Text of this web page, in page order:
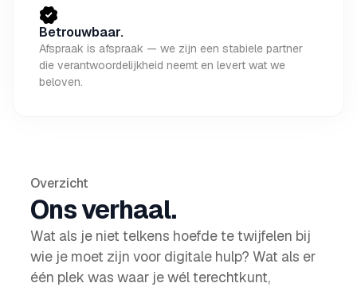
Betrouwbaar.
Afspraak is afspraak — we zijn een stabiele partner
die verantwoordelijkheid neemt en levert wat we
beloven.
Overzicht
Ons verhaal.
Wat als je niet telkens hoefde te twijfelen bij
wie je moet zijn voor digitale hulp? Wat als er
één plek was waar je wél terechtkunt,